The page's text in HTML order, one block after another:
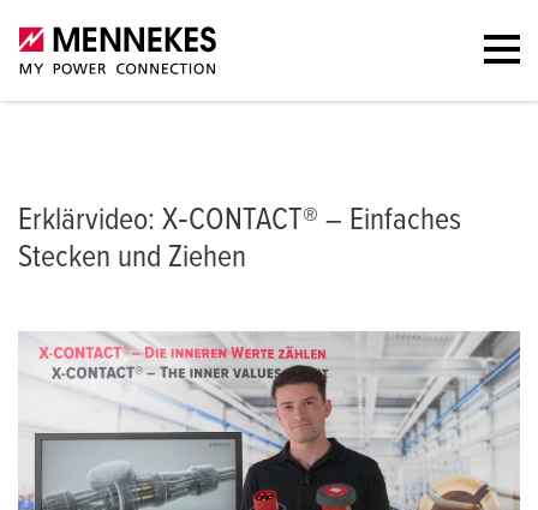
Erklärvideo Inhalte des Videos
Erklärvideo: X‑CONTACT® – Einfaches
Stecken und Ziehen